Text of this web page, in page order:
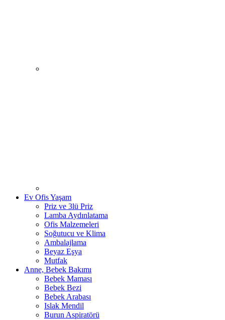
Ev Ofis Yaşam
Priz ve 3lü Priz
Lamba Aydınlatama
Ofis Malzemeleri
Soğutucu ve Klima
Ambalajlama
Beyaz Eşya
Mutfak
Anne, Bebek Bakımı
Bebek Maması
Bebek Bezi
Bebek Arabası
Islak Mendil
Burun Aspiratörü